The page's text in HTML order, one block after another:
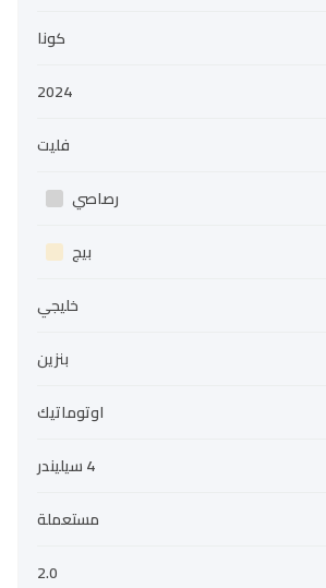
كونا
2024
فليت
رصاصي
بيج
خليجي
بنزين
اوتوماتيك
4 سيليندر
مستعملة
2.0